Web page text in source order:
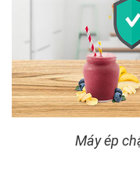
Máy ép